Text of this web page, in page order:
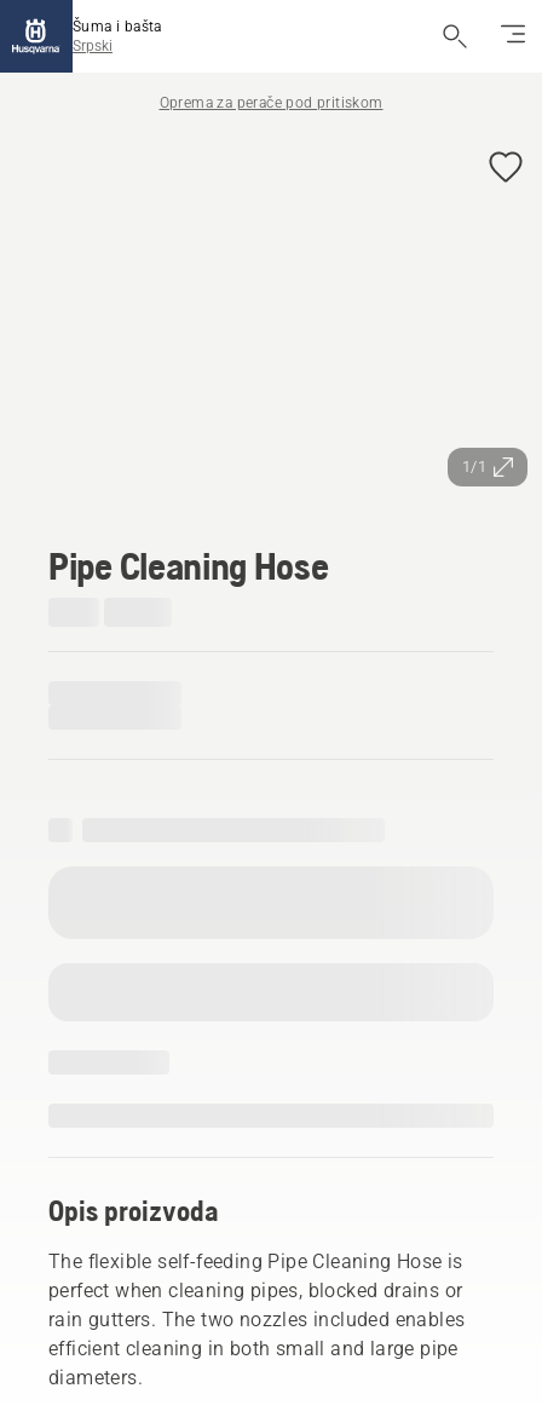
Šuma i bašta
Srpski
Oprema za perače pod pritiskom
1/1
Pipe Cleaning Hose
Opis proizvoda
The flexible self-feeding Pipe Cleaning Hose is
perfect when cleaning pipes, blocked drains or
rain gutters. The two nozzles included enables
efficient cleaning in both small and large pipe
diameters.